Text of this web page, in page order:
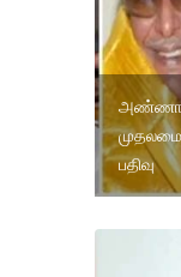
அண்ணா
பதிவு